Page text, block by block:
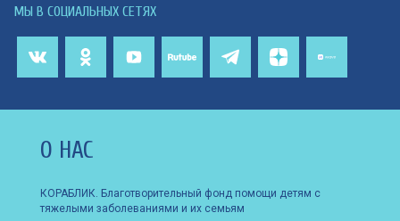
МЫ В СОЦИАЛЬНЫХ СЕТЯХ
О НАС
КОРАБЛИК. Благотворительный фонд помощи детям с
тяжелыми заболеваниями и их семьям